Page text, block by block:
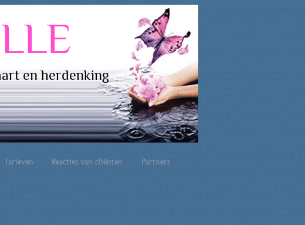
en herdenking
Tarieven Reacties van cliënten Partners